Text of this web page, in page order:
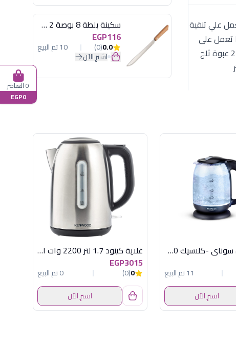
مثالي و تعمل علي تنقية
الهواء المواصفات سعة تانك المياه 40 لتر القدرة الكهربائية 90 وات مزود بوسائط تبريد ثلاثية الجوانب لتبريد مثالي Hoeycomb تعمل على
تنقية الهواء مزود بـ 3 سرعات عالية متوسطة منخفضة مدخل لوضع الماء يدوياً أو عن طريق التوصيل بخرطوم مباشرة مزود ب 2 عبوة ثلج
سكينة بلطة 8 بوصة 2 مسمار
EGP116
0.0
(0) 10 تم البيع
اشترِ الآن
غلاية مياه سوناي -كلاسيك 2200 وات، 1.7 لتر زجاج اضائة ليد - MAR-3752
11 تم البيع
اشترِ الآن
غلاية كينود 1.7 لتر 2200 وات استانلس
EGP3015
0
(0)
0 تم البيع
اشترِ الآن
0 العناصر
EGP0